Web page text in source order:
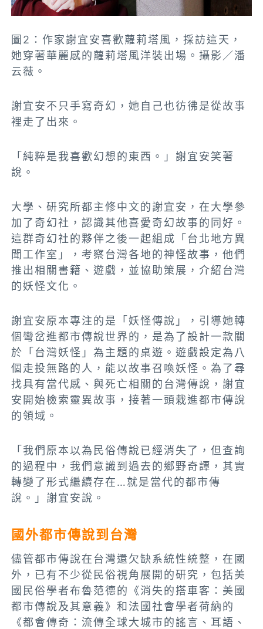
圖2：作家謝宜安喜歡蘿莉塔風，採訪這天，
她穿著華麗感的蘿莉塔風洋裝出場。攝影／潘
云薇。
謝宜安不只手寫奇幻，她自己也彷彿是從故事
裡走了出來。
「純粹是我喜歡幻想的東西。」謝宜安笑著
說。
大學、研究所都主修中文的謝宜安，在大學參
加了奇幻社，認識其他喜愛奇幻故事的同好。
這群奇幻社的夥伴之後一起組成「台北地方異
聞工作室」，考察台灣各地的神怪故事，他們
推出相關書籍、遊戲，並協助策展，介紹台灣
的妖怪文化。
謝宜安原本專注的是「妖怪傳說」，引導她轉
個彎岔進都市傳說世界的，是為了設計一款關
於「台灣妖怪」為主題的桌遊。遊戲設定為八
個走投無路的人，能以故事召喚妖怪。為了尋
找具有當代感、與死亡相關的台灣傳說，謝宜
安開始檢索靈異故事，接著一頭栽進都市傳說
的領域。
「我們原本以為民俗傳說已經消失了，但查詢
的過程中，我們意識到過去的鄉野奇譚，其實
轉變了形式繼續存在…就是當代的都市傳
說。」謝宜安說。
國外都市傳說到台灣
儘管都市傳說在台灣還欠缺系統性統整，在國
外，已有不少從民俗視角展開的研究，包括美
國民俗學者布魯范德的《消失的搭車客：美國
都市傳說及其意義》和法國社會學者荷納的
《都會傳奇：流傳全球大城市的謠言、耳語、